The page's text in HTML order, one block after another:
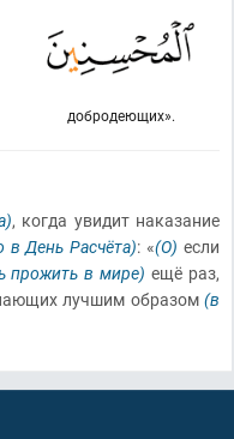
добродеющих».
, когда увидит наказание
в День Расчёта): «(О) если
прожить в мире) ещё раз,
лучшим образом(в